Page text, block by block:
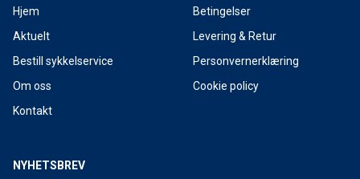
Hjem
Aktuelt
Bestill sykkelservice
Om oss
Kontakt
Betingelser
Levering & Retur
Personvernerklæring
Cookie policy
NYHETSBREV